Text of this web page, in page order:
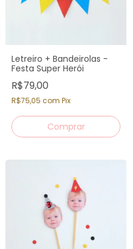
Letreiro + Bandeirolas -
Festa Super Herói
R$79,00
R$75,05 com Pix